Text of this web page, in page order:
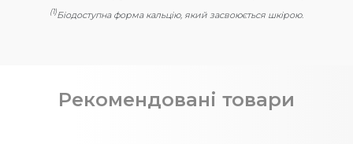
(1)Біодоступна форма кальцію, який засвоюється шкірою.
Рекомендовані товари